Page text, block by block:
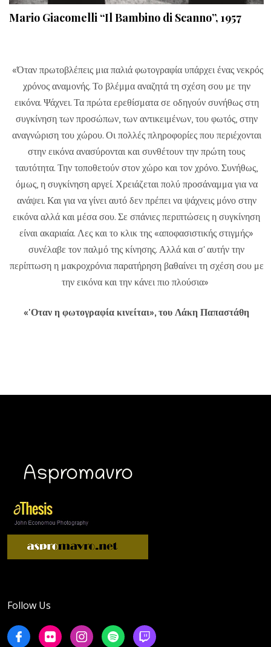
Mario Giacomelli “Il Bambino di Scanno”, 1957
«Όταν πρωτοβλέπεις μια παλιά φωτογραφία υπάρχει ένας νεκρός
χρόνος αναμονής. Το βλέμμα αναζητά τη σχέση σου με την
εικόνα. Ψάχνει. Τα πρώτα ερεθίσματα σε οδηγούν συνήθως στη
συγκίνηση των προσώπων, των αντικειμένων, του φωτός, στην
αναγνώριση του χώρου. Οι πολλές πληροφορίες που περιέχονται
στην εικόνα ανασύρονται και συνθέτουν την πρώτη τους
ταυτότητα. Την τοποθετούν στον χώρο και τον χρόνο. Συνήθως,
όμως, η συγκίνηση αργεί. Χρειάζεται πολύ προσάναμμα για να
ανάψει. Και για να γίνει αυτό δεν πρέπει να ψάχνεις μόνο στην
εικόνα αλλά και μέσα σου. Σε σπάνιες περιπτώσεις η συγκίνηση
είναι ακαριαία. Λες και το κλικ της «αποφασιστικής στιγμής»
συνέλαβε τον παλμό της κίνησης. Αλλά και σ' αυτήν την
περίπτωση η μακροχρόνια παρατήρηση βαθαίνει τη σχέση σου με
την εικόνα και την κάνει πιο πλούσια»
«'Οταν η φωτογραφία κινείται», του Λάκη Παπαστάθη
Follow Us